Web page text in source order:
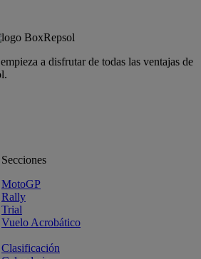
a disfrutar de todas las ventajas de
Secciones
MotoGP
Rally
Trial
Vuelo Acrobático
Clasificación